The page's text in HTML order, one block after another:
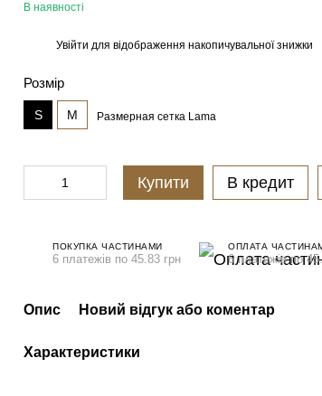
В наявності
Увійти для відображення накопичувальної знижки
Розмір
S M Размерная сетка Lama
Купити В кредит
ПОКУПКА ЧАСТИНАМИ
6 платежів по 45.83 грн
ОПЛАТА
6 платежів по
Опис Новий відгук або коментар
Характеристики